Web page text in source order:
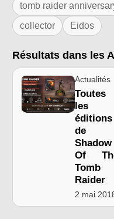
tomb raider
collector
Eidos
Résultats dans les
Actualités
Toutes
les
éditions
de
Shadow
Of
Tomb
Raider
2 mai